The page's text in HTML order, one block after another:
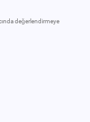
değerlendirmeye